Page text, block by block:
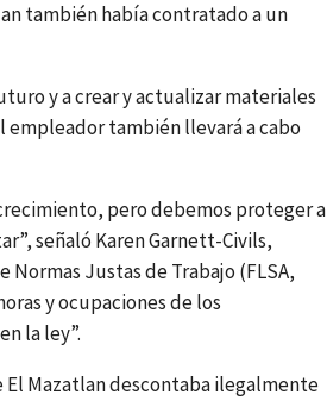
también había contratado a un
y a crear y actualizar materiales
también llevará a cabo
pero debemos proteger a
señaló Karen Garnett-Civils,
Justas de Trabajo (FLSA,
y ocupaciones de los
la ley”.
Mazatlan descontaba ilegalmente